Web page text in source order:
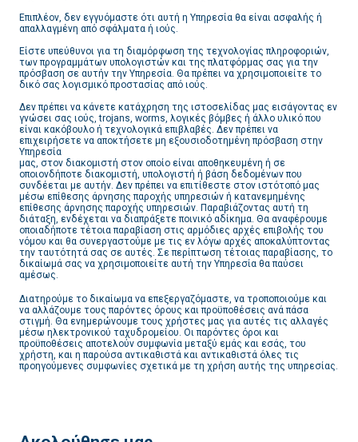
Επιπλέον, δεν εγγυόμαστε ότι αυτή η Υπηρεσία θα είναι ασφαλής ή
απαλλαγμένη από σφάλματα ή ιούς.
Είστε υπεύθυνοι για τη διαμόρφωση της τεχνολογίας πληροφοριών,
των προγραμμάτων υπολογιστών και της πλατφόρμας σας για την
πρόσβαση σε αυτήν την Υπηρεσία. Θα πρέπει να χρησιμοποιείτε το
δικό σας λογισμικό προστασίας από ιούς.
Δεν πρέπει να κάνετε κατάχρηση της ιστοσελίδας μας εισάγοντας εν
γνώσει σας ιούς, trojans, worms, λογικές βόμβες ή άλλο υλικό που
είναι κακόβουλο ή τεχνολογικά επιβλαβές. Δεν πρέπει να
επιχειρήσετε να αποκτήσετε μη εξουσιοδοτημένη πρόσβαση στην
Υπηρεσία
μας, στον διακομιστή στον οποίο είναι αποθηκευμένη ή σε
οποιονδήποτε διακομιστή, υπολογιστή ή βάση δεδομένων που
συνδέεται με αυτήν. Δεν πρέπει να επιτίθεστε στον ιστότοπό μας
μέσω επίθεσης άρνησης παροχής υπηρεσιών ή κατανεμημένης
επίθεσης άρνησης παροχής υπηρεσιών. Παραβιάζοντας αυτή τη
διάταξη, ενδέχεται να διαπράξετε ποινικό αδίκημα. Θα αναφέρουμε
οποιαδήποτε τέτοια παραβίαση στις αρμόδιες αρχές επιβολής του
νόμου και θα συνεργαστούμε με τις εν λόγω αρχές αποκαλύπτοντας
την ταυτότητά σας σε αυτές. Σε περίπτωση τέτοιας παραβίασης, το
δικαίωμά σας να χρησιμοποιείτε αυτή την Υπηρεσία θα παύσει
αμέσως.
Διατηρούμε το δικαίωμα να επεξεργαζόμαστε, να τροποποιούμε και
να αλλάζουμε τους παρόντες όρους και προϋποθέσεις ανά πάσα
στιγμή. Θα ενημερώνουμε τους χρήστες μας για αυτές τις αλλαγές
μέσω ηλεκτρονικού ταχυδρομείου. Οι παρόντες όροι και
προϋποθέσεις αποτελούν συμφωνία μεταξύ εμάς και εσάς, του
χρήστη, και η παρούσα αντικαθιστά και αντικαθιστά όλες τις
προηγούμενες συμφωνίες σχετικά με τη χρήση αυτής της υπηρεσίας.